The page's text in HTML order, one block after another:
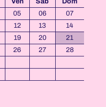
05 06
07
12 13
14
19 20
21
26 27
28